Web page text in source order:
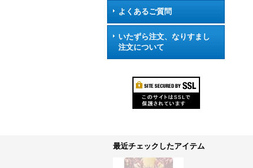
よくあるご質問
いたずら注文、なりすまし
注文について
最近チェックしたアイテム